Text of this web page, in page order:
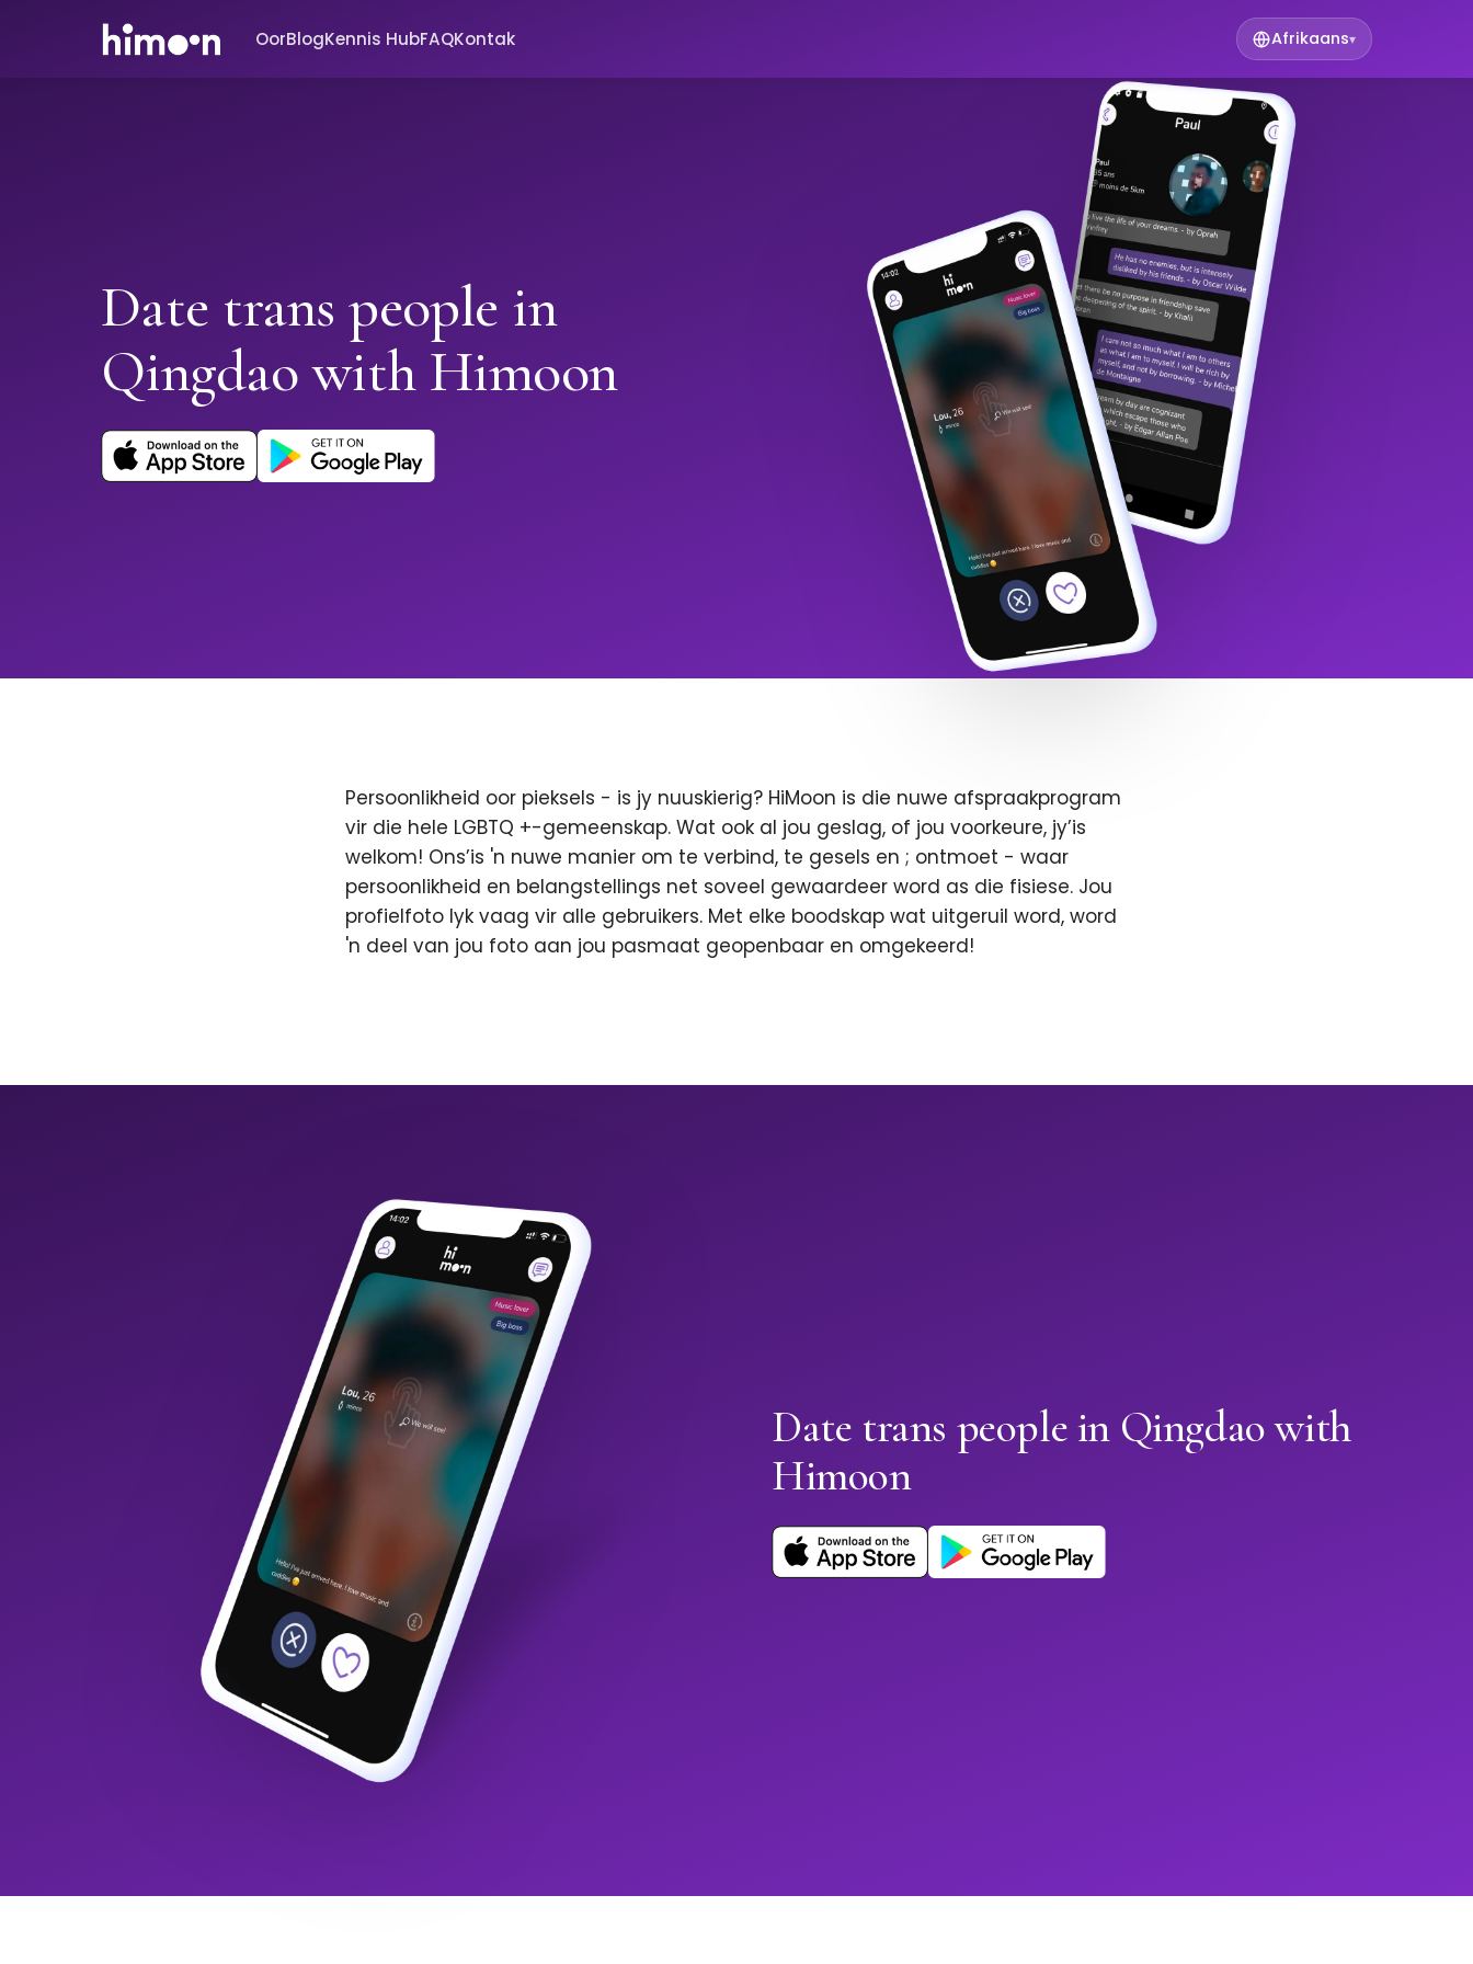
OorBlogKennis HubFAQKontak Afrikaans▾
Date trans people in
Qingdao with Himoon
Persoonlikheid oor pieksels - is jy nuuskierig? HiMoon is die nuwe afspraakprogram
vir die hele LGBTQ +-gemeenskap. Wat ook al jou geslag, of jou voorkeure, jy’is
welkom! Ons’is 'n nuwe manier om te verbind, te gesels en ; ontmoet - waar
persoonlikheid en belangstellings net soveel gewaardeer word as die fisiese. Jou
profielfoto lyk vaag vir alle gebruikers. Met elke boodskap wat uitgeruil word, word
'n deel van jou foto aan jou pasmaat geopenbaar en omgekeerd!
Date trans people in Qingdao with
Himoon